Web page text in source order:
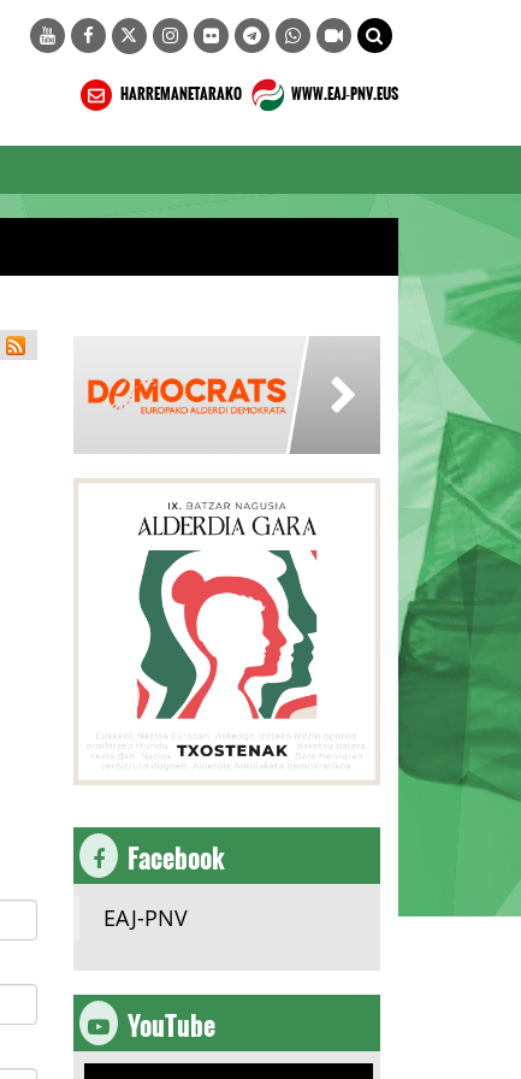
HARREMANETARAKO WWW.EAJ-PNV.EUS
Facebook
EAJ-PNV
YouTube